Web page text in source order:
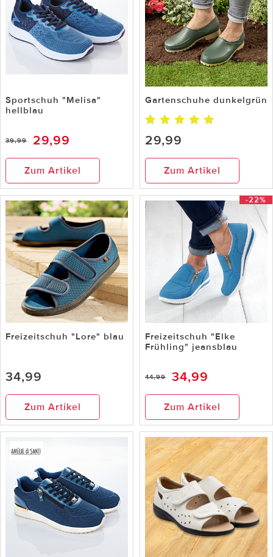
Sportschuh "Melisa"
hellblau
39,99 29,99
Zum Artikel
Gartenschuhe dunkelgrün
29,99
Zum Artikel
Freizeitschuh "Lore" blau
34,99
Zum Artikel
-22%
Freizeitschuh "Elke
Frühling" jeansblau
44,99 34,99
Zum Artikel